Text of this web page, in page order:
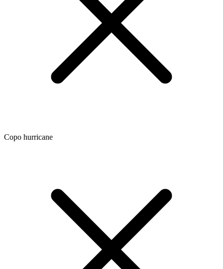
Copo hurricane